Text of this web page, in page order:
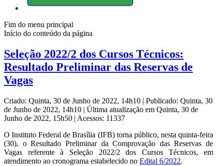
Fim do menu principal
Início do conteúdo da página
Seleção 2022/2 dos Cursos Técnicos:
Resultado Preliminar das Reservas de
Vagas
Criado: Quinta, 30 de Junho de 2022, 14h10 | Publicado: Quinta, 30
de Junho de 2022, 14h10 | Última atualização em Quinta, 30 de
Junho de 2022, 15h50 | Acessos: 11337
O Instituto Federal de Brasília (IFB) torna público, nesta quinta-feira
(30), o Resultado Preliminar da Comprovação das Reservas de
Vagas referente à Seleção 2022/2 dos Cursos Técnicos, em
atendimento ao cronograma estabelecido no Edital 6/2022.